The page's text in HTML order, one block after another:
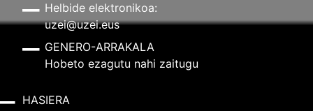
Helbide elektronikoa:
uzei@uzei.eus
GENERO-ARRAKALA
Hobeto ezagutu nahi zaitugu
HASIERA